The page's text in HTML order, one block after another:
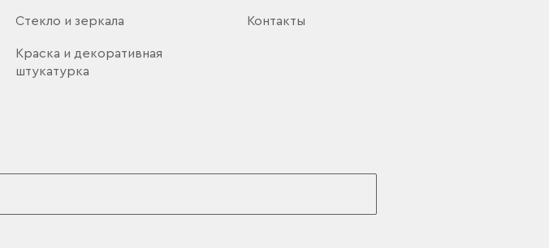
Стекло и зеркала
Краска и декоративная
штукатурка
Контакты